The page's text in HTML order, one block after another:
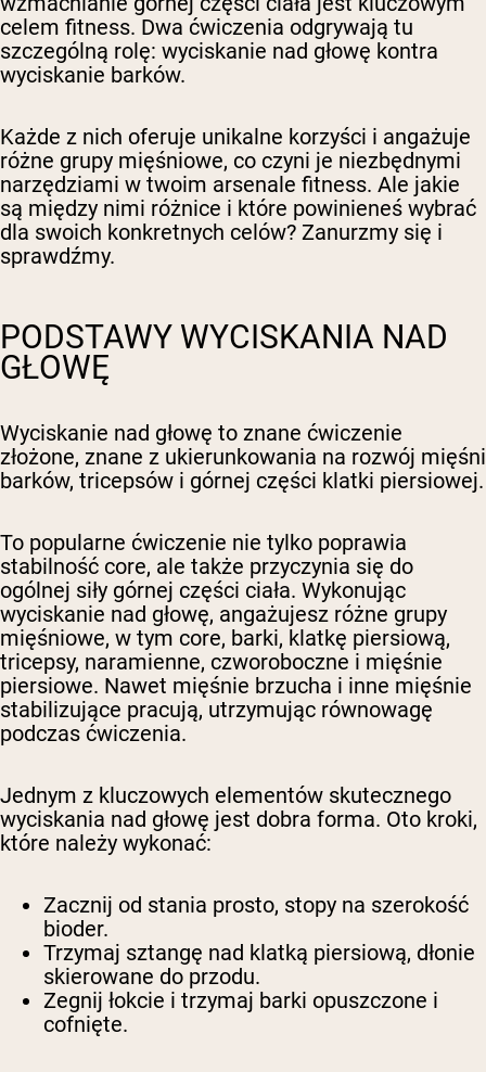
celem fitness. Dwa ćwiczenia odgrywają tu
szczególną rolę: wyciskanie nad głowę kontra
wyciskanie barków.
Każde z nich oferuje unikalne korzyści i angażuje
różne grupy mięśniowe, co czyni je niezbędnymi
narzędziami w twoim arsenale fitness. Ale jakie
są między nimi różnice i które powinieneś wybrać
dla swoich konkretnych celów? Zanurzmy się i
sprawdźmy.
PODSTAWY WYCISKANIA NAD
GŁOWĘ
Wyciskanie nad głowę to znane ćwiczenie
złożone, znane z ukierunkowania na rozwój mięśni
barków, tricepsów i górnej części klatki piersiowej.
To popularne ćwiczenie nie tylko poprawia
stabilność core, ale także przyczynia się do
ogólnej siły górnej części ciała. Wykonując
wyciskanie nad głowę, angażujesz różne grupy
mięśniowe, w tym core, barki, klatkę piersiową,
tricepsy, naramienne, czworoboczne i mięśnie
piersiowe. Nawet mięśnie brzucha i inne mięśnie
stabilizujące pracują, utrzymując równowagę
podczas ćwiczenia.
Jednym z kluczowych elementów skutecznego
wyciskania nad głowę jest dobra forma. Oto kroki,
które należy wykonać:
Zacznij od stania prosto, stopy na szerokość
bioder.
Trzymaj sztangę nad klatką piersiową, dłonie
skierowane do przodu.
Zegnij łokcie i trzymaj barki opuszczone i
cofnięte.